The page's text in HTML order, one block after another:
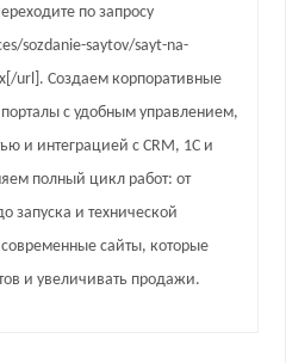
по запросу
sozdanie-saytov/sayt-na-
url]. Создаем корпоративные
с удобным управлением,
и интеграцией с CRM, 1С и
полный цикл работ: от
запуска и технической
сайты, которые
и увеличивать продажи.